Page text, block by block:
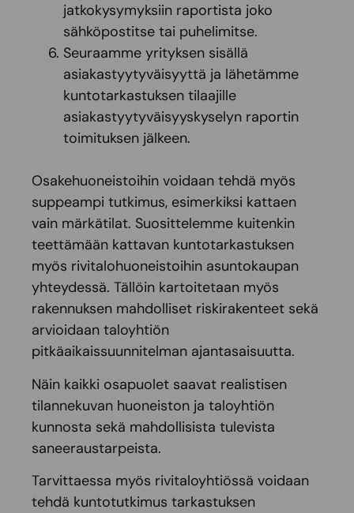
jatkokysymyksiin raportista joko
sähköpostitse tai puhelimitse.
Seuraamme yrityksen sisällä
asiakastyytyväisyyttä ja lähetämme
kuntotarkastuksen tilaajille
asiakastyytyväisyyskyselyn raportin
toimituksen jälkeen.
Osakehuoneistoihin voidaan tehdä myös
suppeampi tutkimus, esimerkiksi kattaen
vain märkätilat. Suosittelemme kuitenkin
teettämään kattavan kuntotarkastuksen
myös rivitalohuoneistoihin asuntokaupan
yhteydessä. Tällöin kartoitetaan myös
rakennuksen mahdolliset riskirakenteet sekä
arvioidaan taloyhtiön
pitkäaikaissuunnitelman ajantasaisuutta.
Näin kaikki osapuolet saavat realistisen
tilannekuvan huoneiston ja taloyhtiön
kunnosta sekä mahdollisista tulevista
saneeraustarpeista.
Tarvittaessa myös rivitaloyhtiössä voidaan
tehdä kuntotutkimus tarkastuksen